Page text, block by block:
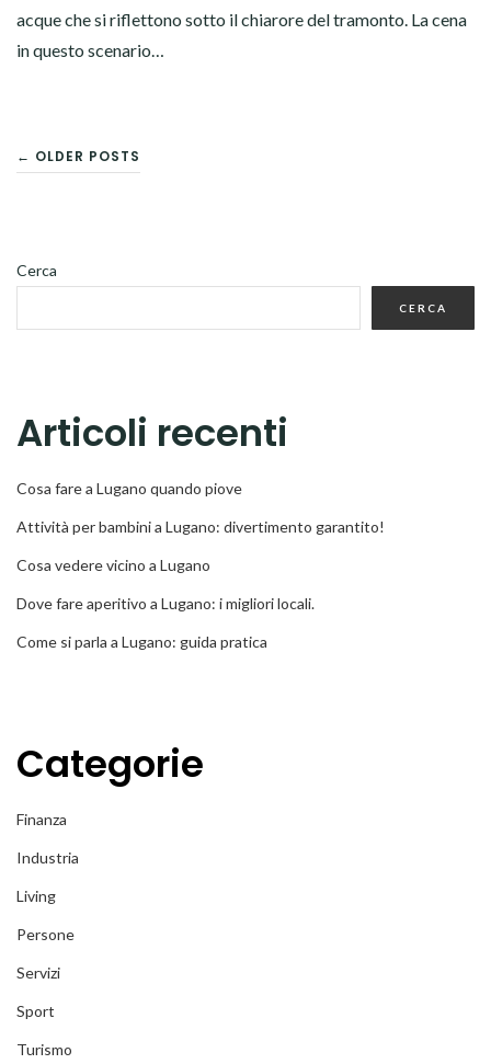
acque che si riflettono sotto il chiarore del tramonto. La cena
in questo scenario…
NAVIGAZIONE
← OLDER POSTS
Cerca
CERCA
Articoli recenti
Cosa fare a Lugano quando piove
Attività per bambini a Lugano: divertimento garantito!
Cosa vedere vicino a Lugano
Dove fare aperitivo a Lugano: i migliori locali.
Come si parla a Lugano: guida pratica
Categorie
Finanza
Industria
Living
Persone
Servizi
Sport
Turismo